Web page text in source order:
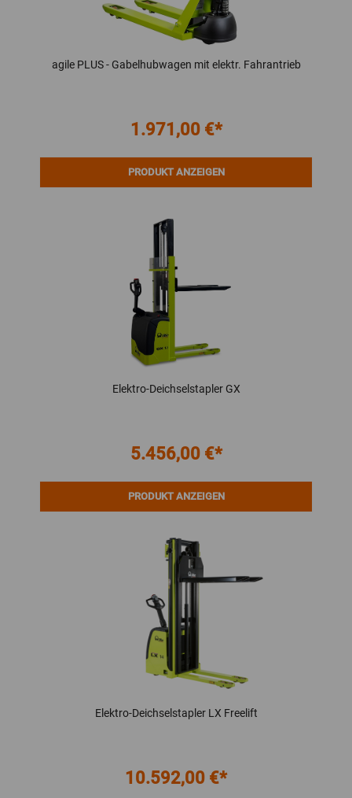
agile PLUS - Gabelhubwagen mit elektr. Fahrantrieb
1.971,00 €*
PRODUKT ANZEIGEN
Elektro-Deichselstapler GX
5.456,00 €*
PRODUKT ANZEIGEN
Elektro-Deichselstapler LX Freelift
10.592,00 €*